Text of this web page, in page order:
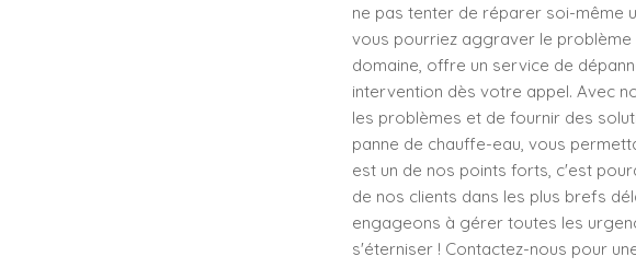
ne pas tenter de réparer soi-même
vous pourriez aggraver le problème
domaine, offre un service de
intervention dès votre appel. Avec
les problèmes et de fournir des
panne de chauffe-eau, vous
est un de nos points forts, c'est
de nos clients dans les plus brefs
engageons à gérer toutes les
s'éterniser ! Contactez-nous pour